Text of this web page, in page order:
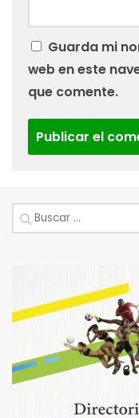
Guarda mi
web en este
que comente.
Buscar: